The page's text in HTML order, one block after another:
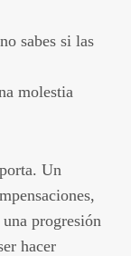
sabes si las
molestia
Un
progresión
hacer